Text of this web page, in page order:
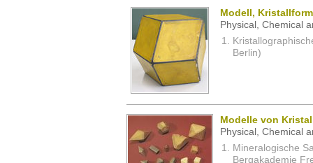
Modell,
Physical, Chemical
Berlin)
Modelle von
Physical, Chemical
Mineralogische
Bergakademie